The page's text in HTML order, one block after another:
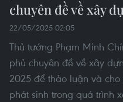
chuyên đề về xây
22/05/2025 02:05
Thủ tướng Phạm Minh
phủ chuyên đề về xây
2025 để thảo luận và
phát sinh trong quá trình